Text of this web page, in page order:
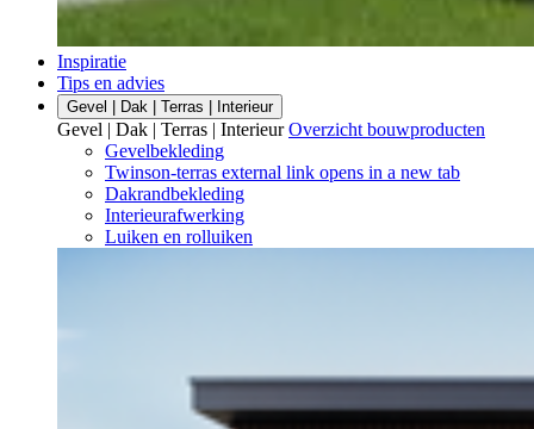
Inspiratie
Tips en advies
Gevel | Dak | Terras | Interieur
Gevel | Dak | Terras | Interieur Overzicht bouwproducten
Gevelbekleding
Twinson-terras external link opens in a new tab
Dakrandbekleding
Interieurafwerking
Luiken en rolluiken